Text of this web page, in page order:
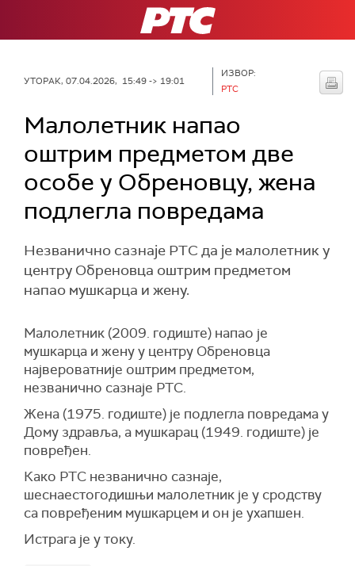
РТС
УТОРАК, 07.04.2026, 15:49 -> 19:01
ИЗВОР:
РТС
Малолетник напао
оштрим предметом две
особе у Обреновцу, жена
подлегла повредама
Незванично сазнаје РТС да је малолетник у
центру Обреновца оштрим предметом
напао мушкарца и жену.
Малолетник (2009. годиште) напао је
мушкарца и жену у центру Обреновца
највероватније оштрим предметом,
незванично сазнаје РТС.
Жена (1975. годиште) је подлегла повредама у
Дому здравља, а мушкарац (1949. годиште) је
повређен.
Како РТС незванично сазнаје,
шеснаестогодишњи малолетник је у сродству
са повређеним мушкарцем и он је ухапшен.
Истрага је у току.